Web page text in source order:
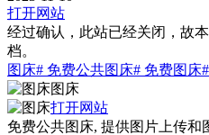
打开网站
经过确认，此站已经关闭，故
档。
图床# 免费公共图床# 免费图床
图床
打开网站
免费公共图床, 提供图片上传和